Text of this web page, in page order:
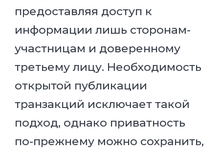
предоставляя доступ к
информации лишь сторонам-
участницам и доверенному
третьему лицу. Необходимость
открытой публикации
транзакций исключает такой
подход, однако приватность
по-прежнему можно сохранить,